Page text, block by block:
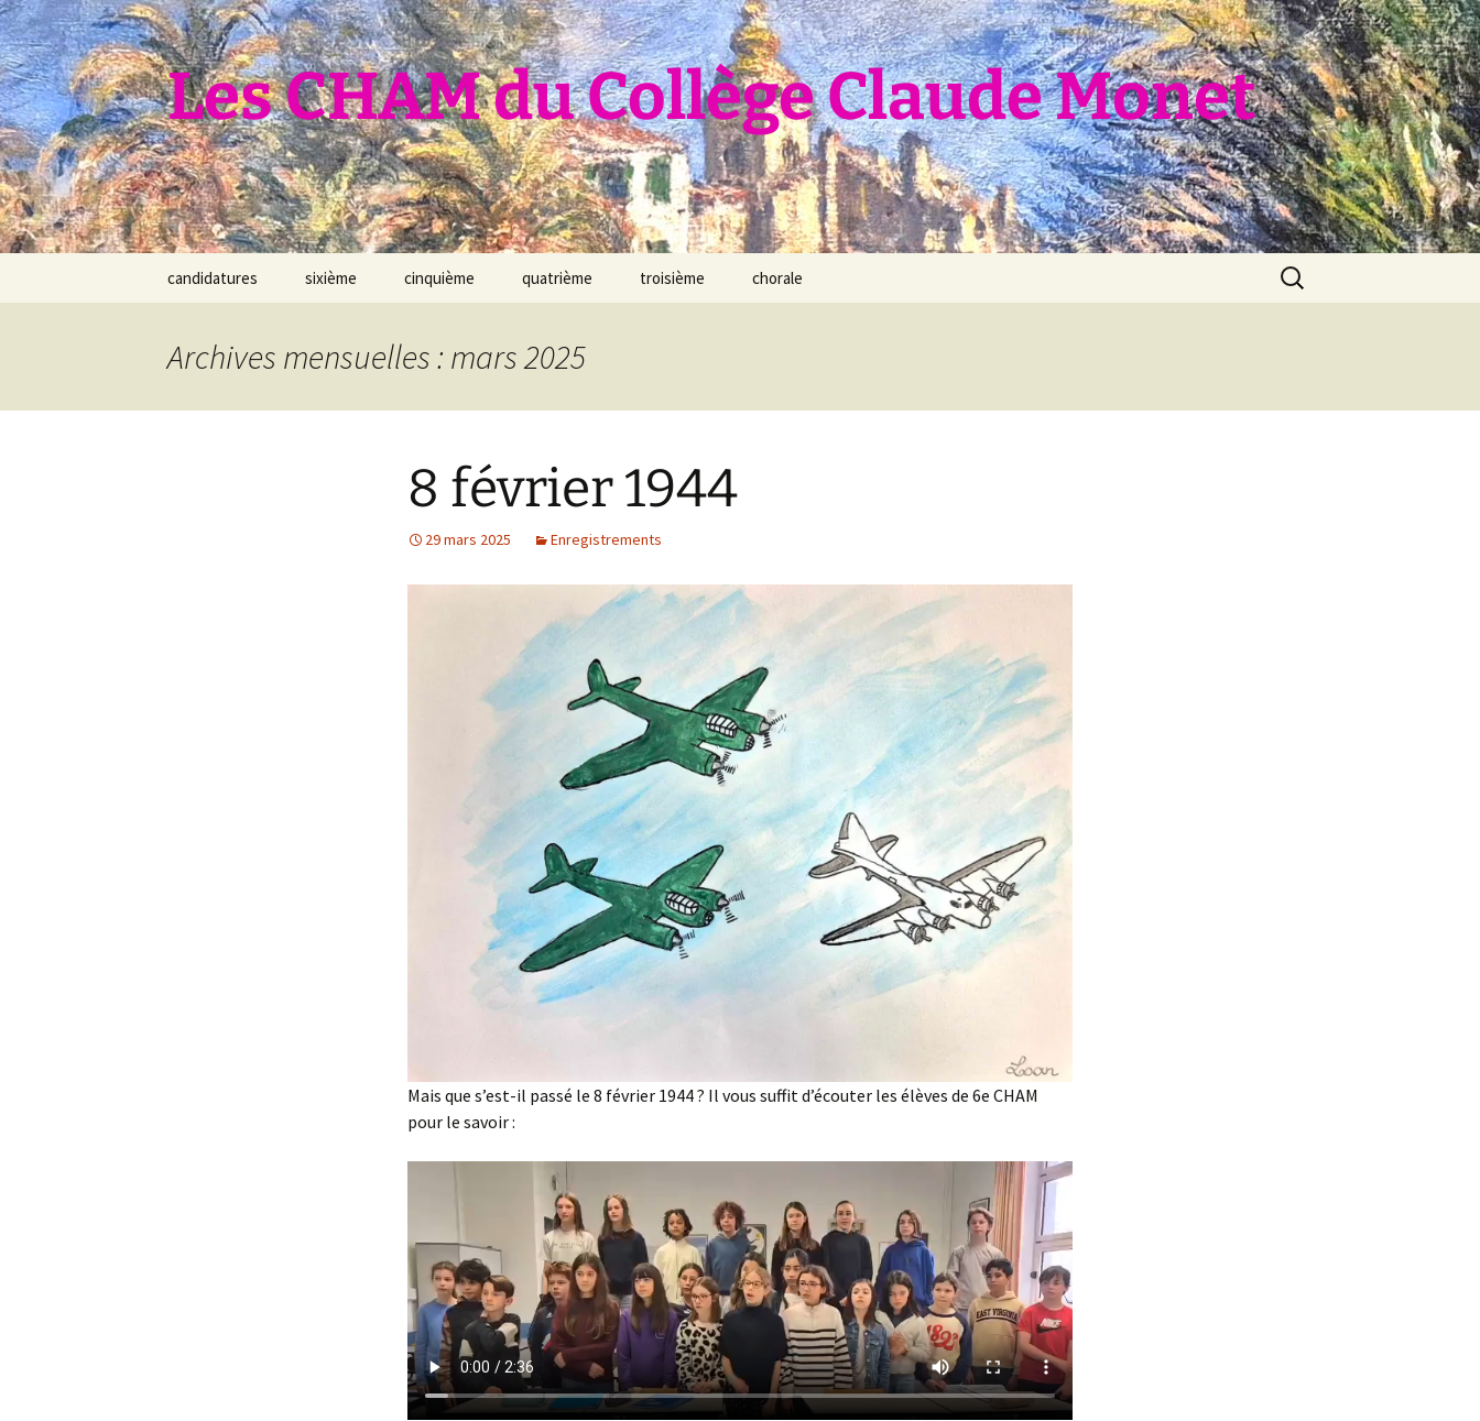
Aller
au
contenu
Les CHAM du Collège Claude Monet
candidatures sixième cinquième quatrième troisième chorale
Rechercher :
Archives mensuelles : mars 2025
8 février 1944
29 mars 2025 Enregistrements
Mais que s’est-il passé le 8 février 1944 ? Il vous suffit d’écouter les élèves de 6e CHAM
pour le savoir :